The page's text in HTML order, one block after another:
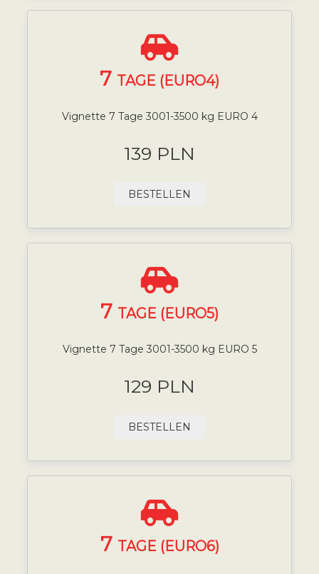
7 TAGE (EURO4)
Vignette 7 Tage 3001-3500 kg EURO 4
139 PLN
BESTELLEN
7 TAGE (EURO5)
Vignette 7 Tage 3001-3500 kg EURO 5
129 PLN
BESTELLEN
7 TAGE (EURO6)